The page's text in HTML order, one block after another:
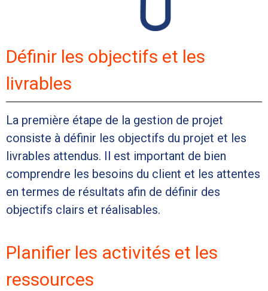
Définir les objectifs et les
livrables
La première étape de la gestion de projet
consiste à définir les objectifs du projet et les
livrables attendus. Il est important de bien
comprendre les besoins du client et les attentes
en termes de résultats afin de définir des
objectifs clairs et réalisables.
Planifier les activités et les
ressources